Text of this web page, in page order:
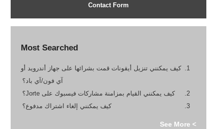
Contact Form
Most Searched
كيف يمكنني تنزيل أيقونات قمت بشرائها على جهاز أندرويد أو
آي فون/آي باد؟
كيف يمكنني القيام بمزامنة مشاركات فيسبوك على Jorte؟
كيف يمكنني إلغاء اشتراك مدفوع؟
> See More